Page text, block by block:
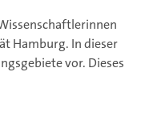
Hamburg. In dieser
vor. Dieses